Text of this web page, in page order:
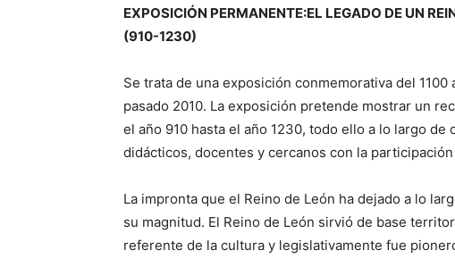
EXPOSICIÓN PERMANENTE:EL LEGADO DE UN
(910-1230)
Se trata de una exposición conmemorativa del
pasado 2010. La exposición pretende mostrar un
el año 910 hasta el año 1230, todo ello a lo largo
didácticos, docentes y cercanos con la
La impronta que el Reino de León ha dejado a lo
su magnitud. El Reino de León sirvió de base
referente de la cultura y legislativamente fue